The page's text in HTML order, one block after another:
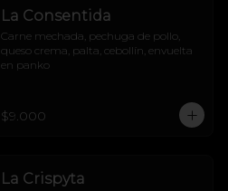
La Consentida
Carne mechada, pechuga de pollo,
queso crema, palta, cebollín, envuelta
en panko
$9.000
La Crispyta